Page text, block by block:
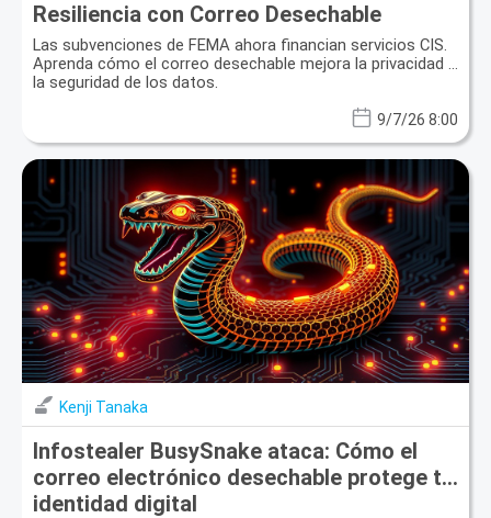
Resiliencia con Correo Desechable
Las subvenciones de FEMA ahora financian servicios CIS.
Aprenda cómo el correo desechable mejora la privacidad y
la seguridad de los datos.
9/7/26 8:00
Kenji Tanaka
Infostealer BusySnake ataca: Cómo el
correo electrónico desechable protege tu
identidad digital